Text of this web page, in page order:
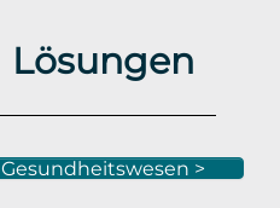
Lösungen
Gesundheitswesen >